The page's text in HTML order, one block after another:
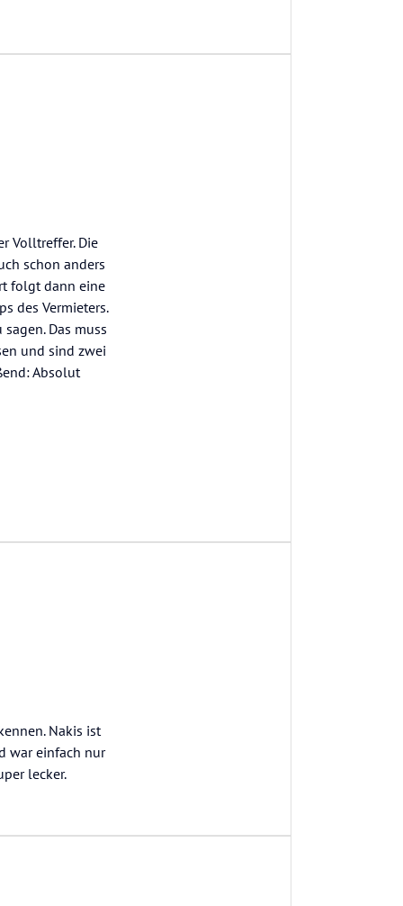
Volltreffer. Die
schon anders
folgt dann eine
des Vermieters.
Das muss
und sind zwei
Absolut
Nakis ist
war einfach nur
lecker.